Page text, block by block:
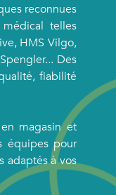
reconnues
telles
HMS Vilgo,
Des
fiabilité
magasin et
équipes pour
adaptés à vos